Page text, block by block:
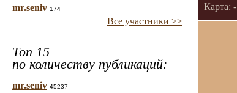
mr.seniv 174
Все участники >>
Топ 15
по количеству публикаций:
mr.seniv 45237
Карта: -